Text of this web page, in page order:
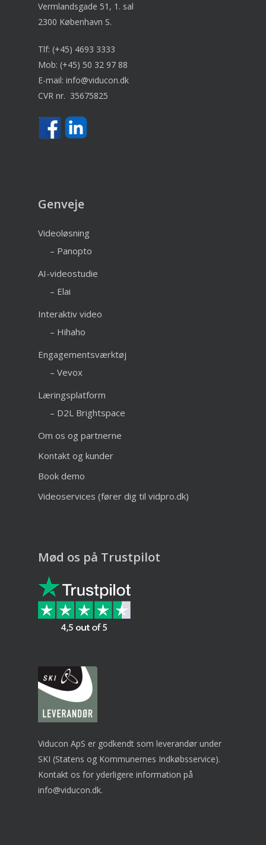
Vermlandsgade 51, 1. sal
2300 København S.
Tlf: (+45) 4693 3333
Mob: (+45) 50 32 97 88
E-mail: info@viducon.dk
CVR nr. 35675825
Genveje
Videoløsning
– Panopto
AI-videostudie
– Elai
Interaktiv video
– Hihaho
Engagementsværktøj
– Vevox
Læringsplatform
– D2L Brightspace
Om os og partnerne
Kontakt og kunder
Book demo
Videoservices (fører dig til vidpro.dk)
Mød os på Trustpilot
Viducon ApS er godkendt som leverandør under
SKI (Statens og Kommunernes Indkøbsservice).
Kontakt os for yderligere information på
info@viducon.dk.